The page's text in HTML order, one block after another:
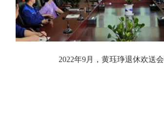
2022年9月，黄珏琤退休欢送会